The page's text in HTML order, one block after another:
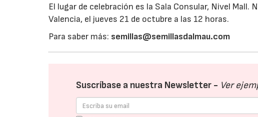
El lugar de celebración es la Sala Consular, Nivel
Valencia, el jueves 21 de octubre a las 12 horas.
Para saber más: semillas@semillasdalmau.com
Suscríbase a nuestra Newsletter - Ver